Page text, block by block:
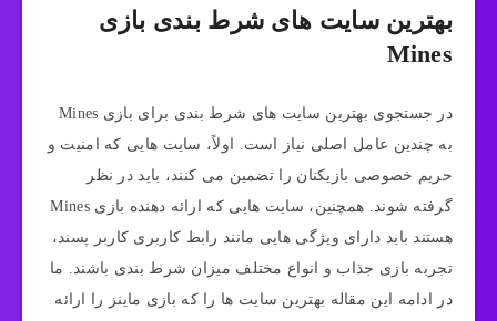
بهترین سایت های شرط بندی بازی
Mines
در جستجوی بهترین سایت‌ های شرط بندی برای بازی Mines
به چندین عامل اصلی نیاز است. اولاً، سایت‌ هایی که امنیت و
حریم خصوصی بازیکنان را تضمین می‌ کنند، باید در نظر
گرفته شوند. همچنین، سایت‌ هایی که ارائه دهنده بازی Mines
هستند باید دارای ویژگی‌ هایی مانند رابط کاربری کاربر پسند،
تجربه بازی جذاب و انواع مختلف میزان شرط‌ بندی باشند. ما
در ادامه این مقاله بهترین سایت ها را که بازی ماینز را ارائه